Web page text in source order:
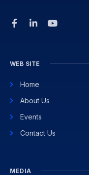
WEB SITE
Home
About Us
Events
Contact Us
MEDIA